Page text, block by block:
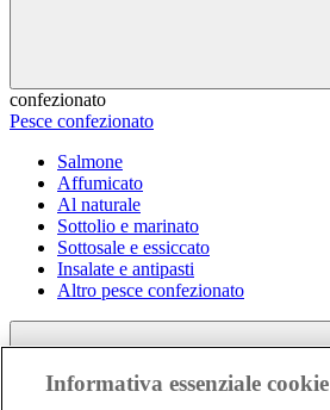
confezionato
Pesce confezionato
Salmone
Affumicato
Al naturale
Sottolio e marinato
Sottosale e essiccato
Insalate e antipasti
Altro pesce confezionato
Informativa essenziale cookie